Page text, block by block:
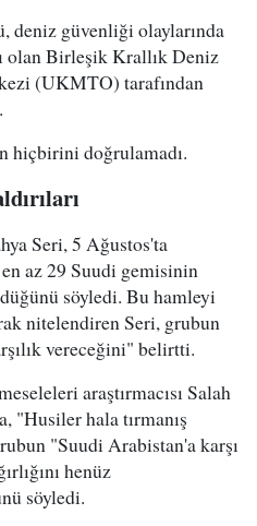
deniz güvenliği olaylarında
olan Birleşik Krallık Deniz
(UKMTO) tarafından
hiçbirini doğrulamadı.
Seri, 5 Ağustos'ta
az 29 Suudi gemisinin
söyledi. Bu hamleyi
nitelendiren Seri, grubun
vereceğini" belirtti.
araştırmacısı Salah
"Husiler hala tırmanış
"Suudi Arabistan'a karşı
henüz
söyledi.